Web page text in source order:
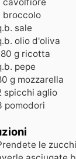
broccolo
sale
olio d'oliva
g ricotta
pepe
g mozzarella
spicchi aglio
pomodori
le